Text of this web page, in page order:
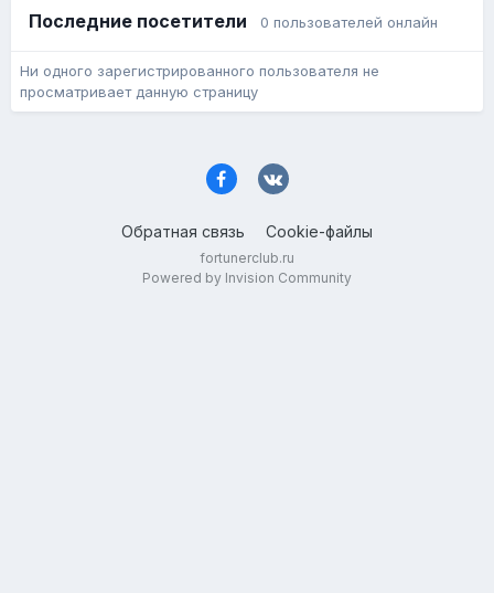
Последние посетители 0 пользователей онлайн
Ни одного зарегистрированного пользователя не
просматривает данную страницу
Обратная связь Cookie-файлы
fortunerclub.ru
Powered by Invision Community